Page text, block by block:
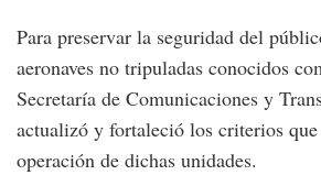
Para preservar la seguridad del
aeronaves no tripuladas conocidos
Secretaría de Comunicaciones y
actualizó y fortaleció los criterios
operación de dichas unidades.